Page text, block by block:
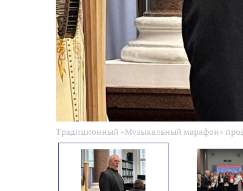
Традиционный «Музыкальный марафон»